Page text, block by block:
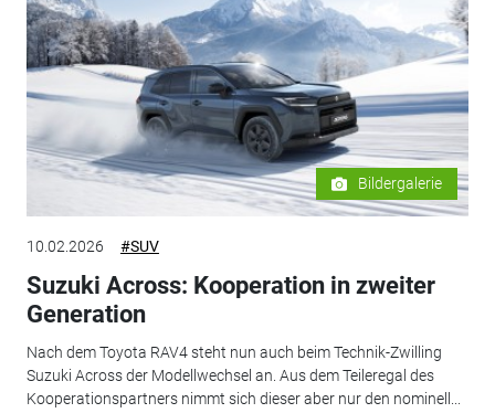
Bildergalerie
10.02.2026 #SUV
Suzuki Across: Kooperation in zweiter
Generation
Nach dem Toyota RAV4 steht nun auch beim Technik-Zwilling
Suzuki Across der Modellwechsel an. Aus dem Teileregal des
Kooperationspartners nimmt sich dieser aber nur den nominell...